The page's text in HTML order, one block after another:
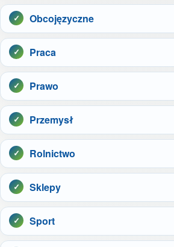
Obcojęzyczne
Praca
Prawo
Przemysł
Rolnictwo
Sklepy
Sport